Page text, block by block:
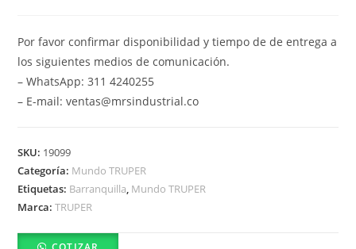
Por favor confirmar disponibilidad y tiempo de de entrega a
los siguientes medios de comunicación.
– WhatsApp: 311 4240255
– E-mail: ventas@mrsindustrial.co
SKU: 19099
Categoría: Mundo TRUPER
Etiquetas: Barranquilla, Mundo TRUPER
Marca:TRUPER